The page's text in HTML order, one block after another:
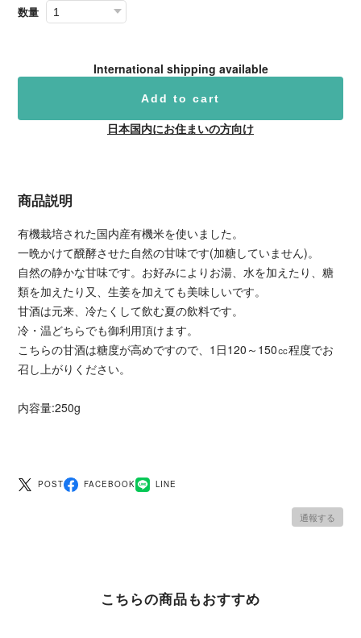
数量
International shipping available
Add to cart
日本国内にお住まいの方向け
商品説明
有機栽培された国内産有機米を使いました。
一晩かけて醗酵させた自然の甘味です(加糖していません)。
自然の静かな甘味です。お好みによりお湯、水を加えたり、糖
類を加えたり又、生姜を加えても美味しいです。
甘酒は元来、冷たくして飲む夏の飲料です。
冷・温どちらでも御利用頂けます。
こちらの甘酒は糖度が高めですので、1日120～150㏄程度でお
召し上がりください。
内容量:250g
POST FACEBOOK LINE
通報する
こちらの商品もおすすめ